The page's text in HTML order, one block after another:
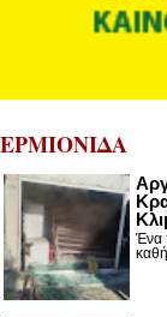
ΕΡΜΙΟΝΙΔΑ
Ένα